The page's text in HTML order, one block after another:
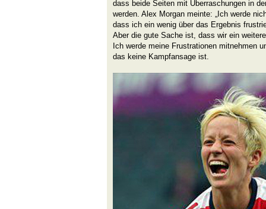
dass beide Seiten mit Überraschungen in
werden. Alex Morgan meinte: „Ich werde
dass ich ein wenig über das Ergebnis
Aber die gute Sache ist, dass wir ein
Ich werde meine Frustrationen mitnehmen
das keine Kampfansage ist.